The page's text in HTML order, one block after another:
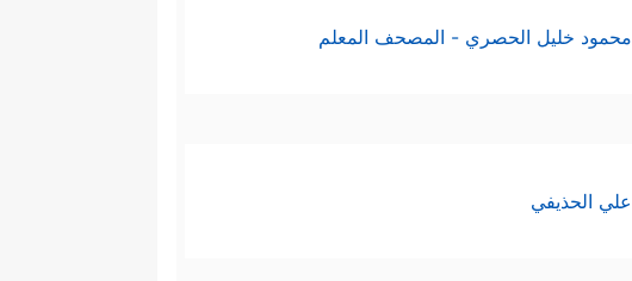
محمود خليل الحصري - المصحف المعلم
علي الحذيفي